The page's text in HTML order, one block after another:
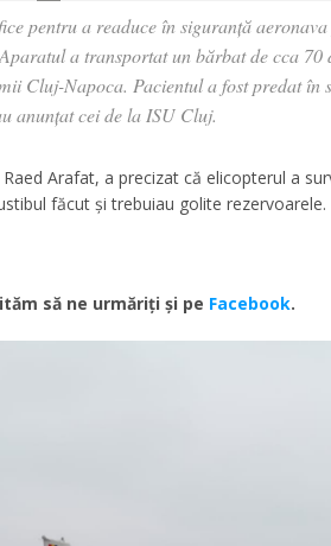
pentru a readuce în siguranță
a transportat un bărbat de cca 70
Cluj-Napoca. Pacientul a fost predat în
anunțat cei de la ISU Cluj.
Arafat, a precizat că elicopterul a
făcut și trebuiau golite rezervoarele.
să ne urmăriţi şi pe Facebook.